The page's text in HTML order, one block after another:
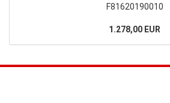
F81620190010
1.278,00 EUR